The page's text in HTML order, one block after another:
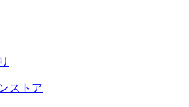
ストア